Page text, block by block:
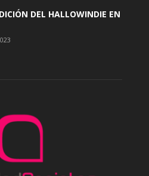
DEL HALLOWINDIE EN